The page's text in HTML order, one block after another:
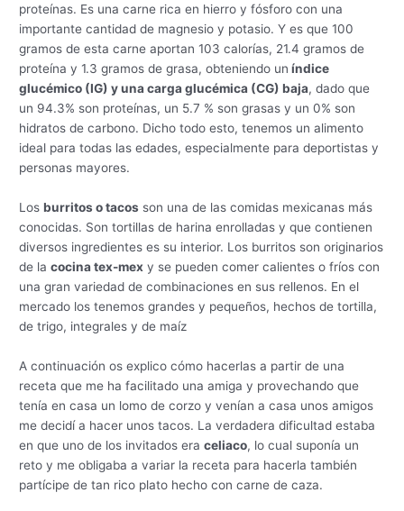
proteínas. Es una carne rica en hierro y fósforo con una
importante cantidad de magnesio y potasio. Y es que 100
gramos de esta carne aportan 103 calorías, 21.4 gramos de
proteína y 1.3 gramos de grasa, obteniendo un índice
glucémico (IG) y una carga glucémica (CG) baja, dado que
un 94.3% son proteínas, un 5.7 % son grasas y un 0% son
hidratos de carbono. Dicho todo esto, tenemos un alimento
ideal para todas las edades, especialmente para deportistas y
personas mayores.
Losburritos o tacos son una de las comidas mexicanas más
conocidas. Son tortillas de harina enrolladas y que contienen
diversos ingredientes es su interior. Los burritos son originarios
de lacocina tex-mex y se pueden comer calientes o fríos con
una gran variedad de combinaciones en sus rellenos. En el
mercado los tenemos grandes y pequeños, hechos de tortilla,
de trigo, integrales y de maíz
A continuación os explico cómo hacerlas a partir de una
receta que me ha facilitado una amiga y provechando que
tenía en casa un lomo de corzo y venían a casa unos amigos
me decidí a hacer unos tacos. La verdadera dificultad estaba
en que uno de los invitados eraceliaco, lo cual suponía un
reto y me obligaba a variar la receta para hacerla también
partícipe de tan rico plato hecho con carne de caza.